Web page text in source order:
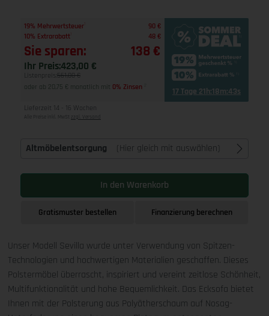
19% Mehrwertsteuer
90 €
10% Extrarabatt
48 €
Sie sparen: 138 €
Ihr Preis:423,00 €
Listenpreis: 561,00 €
oder ab 20,75 € monatlich mit 0% Zinsen 17 Tage 21h:18m:42s
Lieferzeit 14 - 16 Wochen
Alle Preise inkl. MwSt zzgl. Versand
Altmöbelentsorgung (Hier gleich mit auswählen)
In den Warenkorb
Gratismuster bestellen Finanzierung berechnen
Unser Modell Sevilla wurde unter Verwendung von Spitzen-
Technologien und hochwertigen Materialien geschaffen. Dieses
Polstermöbel überrascht, inspiriert und vereint zeitlose Schönheit,
Multifunktionalität und hohe Bequemlichkeit. Das Ecksofa bietet
Ihnen mit der Polsterung aus Polyätherschaum auf Nosag-